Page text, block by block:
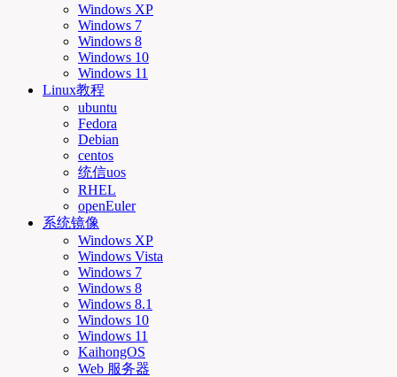
Windows XP
Windows 7
Windows 8
Windows 10
Windows 11
Linux教程
ubuntu
Fedora
Debian
centos
统信uos
RHEL
openEuler
系统镜像
Windows XP
Windows Vista
Windows 7
Windows 8
Windows 8.1
Windows 10
Windows 11
KaihongOS
Web 服务器